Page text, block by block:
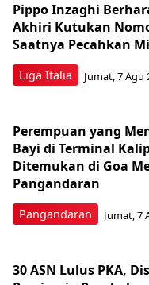
Liga Italia
Pippo Inzaghi
Akhiri Kutukan
Saatnya Pecahkan
Jumat, 7 Agu
Pangandaran
Perempuan yang
Bayi di Terminal
Ditemukan di Goa
Pangandaran
Jumat, 7
30 ASN Lulus PKA,